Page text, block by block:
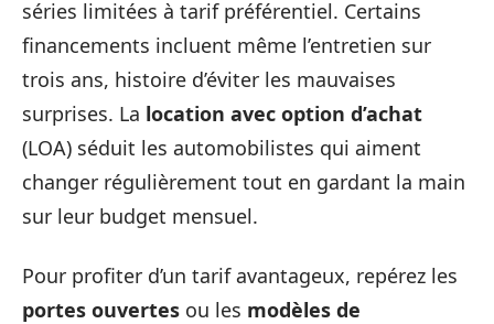
séries limitées à tarif préférentiel. Certains
financements incluent même l’entretien sur
trois ans, histoire d’éviter les mauvaises
surprises. La location avec option d’achat
(LOA) séduit les automobilistes qui aiment
changer régulièrement tout en gardant la main
sur leur budget mensuel.
Pour profiter d’un tarif avantageux, repérez les
portes ouvertes ou les modèles de